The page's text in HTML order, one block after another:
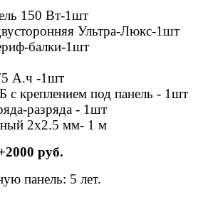
150 Вт-1шт
Ультра-Люкс-1шт
балки-1шт
А.ч -1шт
креплением под панель - 1шт
разряда - 1шт
2х2.5 мм- 1 м
руб.
панель: 5 лет.